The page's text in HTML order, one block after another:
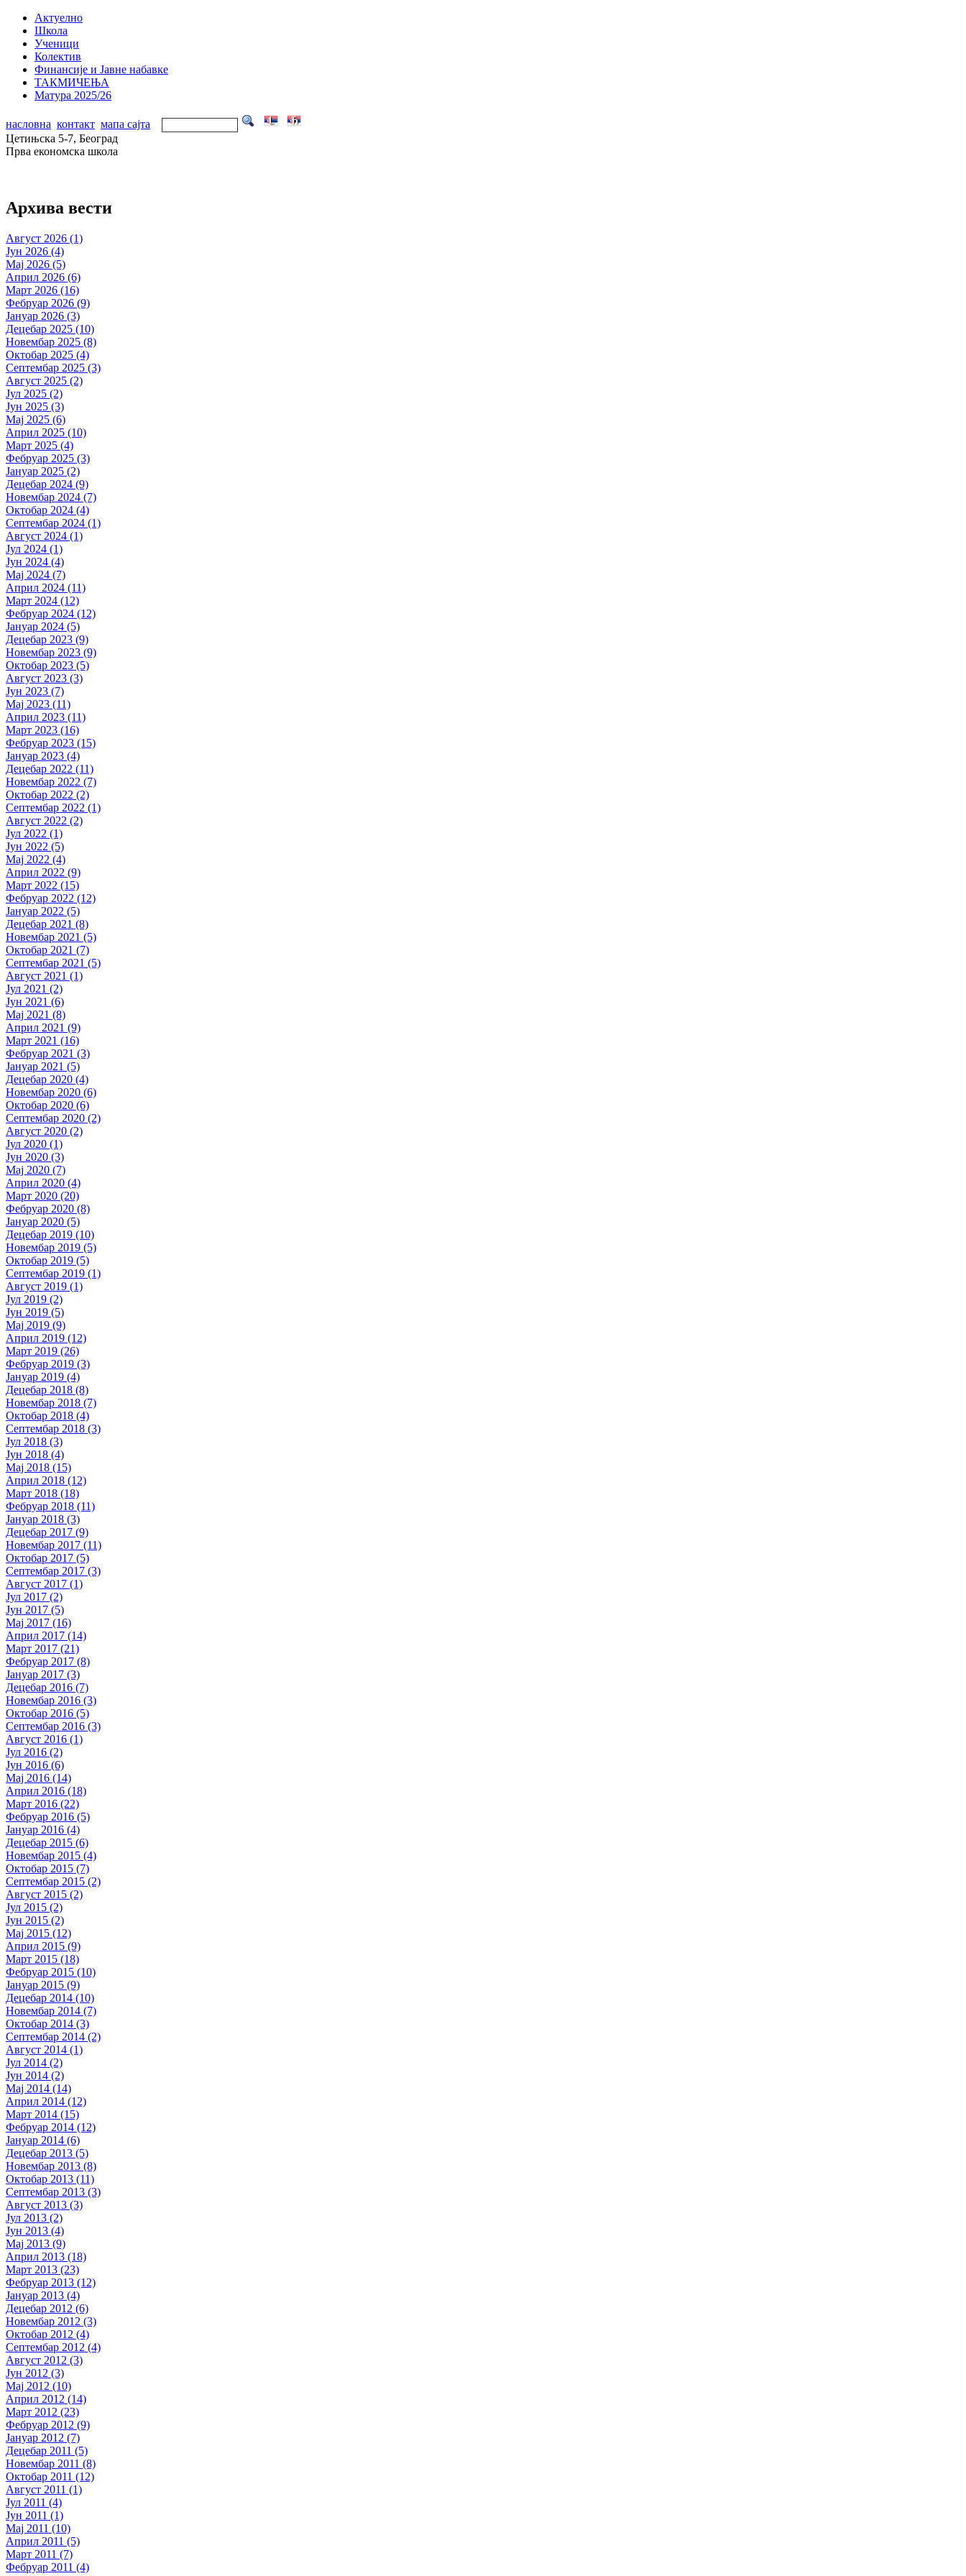
Актуелно
Школа
Ученици
Колектив
Финансије и Јавне набавке
ТАКМИЧЕЊА
Матура 2025/26
насловна контакт мапа сајта
Цетињска 5-7, Београд
Прва економска школа
Архива вести
Август 2026 (1)
Јун 2026 (4)
Мај 2026 (5)
Април 2026 (6)
Март 2026 (16)
Фебруар 2026 (9)
Јануар 2026 (3)
Децебар 2025 (10)
Новембар 2025 (8)
Октобар 2025 (4)
Септембар 2025 (3)
Август 2025 (2)
Јул 2025 (2)
Јун 2025 (3)
Мај 2025 (6)
Април 2025 (10)
Март 2025 (4)
Фебруар 2025 (3)
Јануар 2025 (2)
Децебар 2024 (9)
Новембар 2024 (7)
Октобар 2024 (4)
Септембар 2024 (1)
Август 2024 (1)
Јул 2024 (1)
Јун 2024 (4)
Мај 2024 (7)
Април 2024 (11)
Март 2024 (12)
Фебруар 2024 (12)
Јануар 2024 (5)
Децебар 2023 (9)
Новембар 2023 (9)
Октобар 2023 (5)
Август 2023 (3)
Јун 2023 (7)
Мај 2023 (11)
Април 2023 (11)
Март 2023 (16)
Фебруар 2023 (15)
Јануар 2023 (4)
Децебар 2022 (11)
Новембар 2022 (7)
Октобар 2022 (2)
Септембар 2022 (1)
Август 2022 (2)
Јул 2022 (1)
Јун 2022 (5)
Мај 2022 (4)
Април 2022 (9)
Март 2022 (15)
Фебруар 2022 (12)
Јануар 2022 (5)
Децебар 2021 (8)
Новембар 2021 (5)
Октобар 2021 (7)
Септембар 2021 (5)
Август 2021 (1)
Јул 2021 (2)
Јун 2021 (6)
Мај 2021 (8)
Април 2021 (9)
Март 2021 (16)
Фебруар 2021 (3)
Јануар 2021 (5)
Децебар 2020 (4)
Новембар 2020 (6)
Октобар 2020 (6)
Септембар 2020 (2)
Август 2020 (2)
Јул 2020 (1)
Јун 2020 (3)
Мај 2020 (7)
Април 2020 (4)
Март 2020 (20)
Фебруар 2020 (8)
Јануар 2020 (5)
Децебар 2019 (10)
Новембар 2019 (5)
Октобар 2019 (5)
Септембар 2019 (1)
Август 2019 (1)
Јул 2019 (2)
Јун 2019 (5)
Мај 2019 (9)
Април 2019 (12)
Март 2019 (26)
Фебруар 2019 (3)
Јануар 2019 (4)
Децебар 2018 (8)
Новембар 2018 (7)
Октобар 2018 (4)
Септембар 2018 (3)
Јул 2018 (3)
Јун 2018 (4)
Мај 2018 (15)
Април 2018 (12)
Март 2018 (18)
Фебруар 2018 (11)
Јануар 2018 (3)
Децебар 2017 (9)
Новембар 2017 (11)
Октобар 2017 (5)
Септембар 2017 (3)
Август 2017 (1)
Јул 2017 (2)
Јун 2017 (5)
Мај 2017 (16)
Април 2017 (14)
Март 2017 (21)
Фебруар 2017 (8)
Јануар 2017 (3)
Децебар 2016 (7)
Новембар 2016 (3)
Октобар 2016 (5)
Септембар 2016 (3)
Август 2016 (1)
Јул 2016 (2)
Јун 2016 (6)
Мај 2016 (14)
Април 2016 (18)
Март 2016 (22)
Фебруар 2016 (5)
Јануар 2016 (4)
Децебар 2015 (6)
Новембар 2015 (4)
Октобар 2015 (7)
Септембар 2015 (2)
Август 2015 (2)
Јул 2015 (2)
Јун 2015 (2)
Мај 2015 (12)
Април 2015 (9)
Март 2015 (18)
Фебруар 2015 (10)
Јануар 2015 (9)
Децебар 2014 (10)
Новембар 2014 (7)
Октобар 2014 (3)
Септембар 2014 (2)
Август 2014 (1)
Јул 2014 (2)
Јун 2014 (2)
Мај 2014 (14)
Април 2014 (12)
Март 2014 (15)
Фебруар 2014 (12)
Јануар 2014 (6)
Децебар 2013 (5)
Новембар 2013 (8)
Октобар 2013 (11)
Септембар 2013 (3)
Август 2013 (3)
Јул 2013 (2)
Јун 2013 (4)
Мај 2013 (9)
Април 2013 (18)
Март 2013 (23)
Фебруар 2013 (12)
Јануар 2013 (4)
Децебар 2012 (6)
Новембар 2012 (3)
Октобар 2012 (4)
Септембар 2012 (4)
Август 2012 (3)
Јун 2012 (3)
Мај 2012 (10)
Април 2012 (14)
Март 2012 (23)
Фебруар 2012 (9)
Јануар 2012 (7)
Децебар 2011 (5)
Новембар 2011 (8)
Октобар 2011 (12)
Август 2011 (1)
Јул 2011 (4)
Јун 2011 (1)
Мај 2011 (10)
Април 2011 (5)
Март 2011 (7)
Фебруар 2011 (4)